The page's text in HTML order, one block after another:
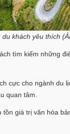
khách yêu thích
tìm kiếm những
cực cho ngành
quan tâm.
giá trị văn hóa